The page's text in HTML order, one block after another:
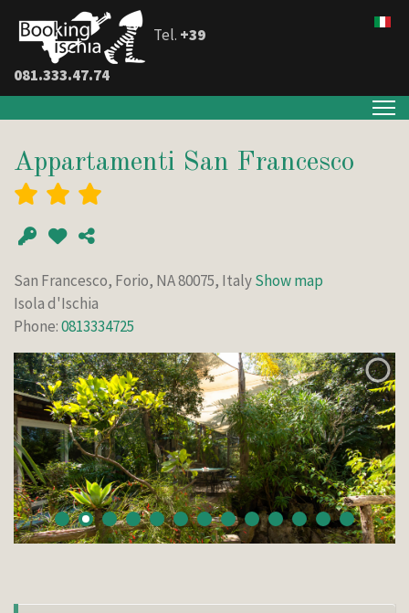
Tel. +39
081.333.47.74
Appartamenti San Francesco
San Francesco, Forio, NA 80075, ItalyShow map
Isola d'Ischia
Phone:0813334725